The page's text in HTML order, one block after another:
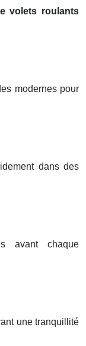
volets roulants
modernes pour
dans des
avant chaque
une tranquillité